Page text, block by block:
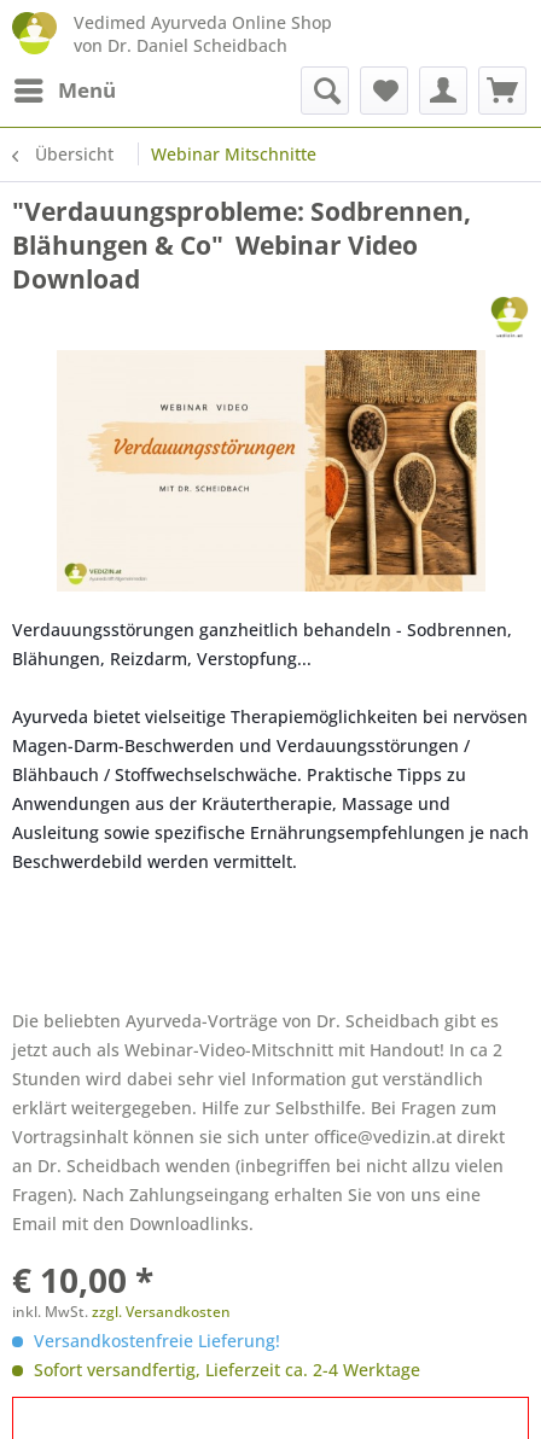
Vedimed Ayurveda Online Shop
von Dr. Daniel Scheidbach
Menü
Übersicht Webinar Mitschnitte
"Verdauungsprobleme: Sodbrennen,
Blähungen & Co"  Webinar Video
Download
Verdauungsstörungen ganzheitlich behandeln - Sodbrennen,
Blähungen, Reizdarm, Verstopfung...
Ayurveda bietet vielseitige Therapiemöglichkeiten bei nervösen
Magen-Darm-Beschwerden und Verdauungsstörungen /
Blähbauch / Stoffwechselschwäche. Praktische Tipps zu
Anwendungen aus der Kräutertherapie, Massage und
Ausleitung sowie spezifische Ernährungsempfehlungen je nach
Beschwerdebild werden vermittelt.
Die beliebten Ayurveda-Vorträge von Dr. Scheidbach gibt es
jetzt auch als Webinar-Video-Mitschnitt mit Handout! In ca 2
Stunden wird dabei sehr viel Information gut verständlich
erklärt weitergegeben. Hilfe zur Selbsthilfe. Bei Fragen zum
Vortragsinhalt können sie sich unter office@vedizin.at direkt
an Dr. Scheidbach wenden (inbegriffen bei nicht allzu vielen
Fragen). Nach Zahlungseingang erhalten Sie von uns eine
Email mit den Downloadlinks.
€ 10,00 *
inkl. MwSt.zzgl. Versandkosten
Versandkostenfreie Lieferung!
Sofort versandfertig, Lieferzeit ca. 2-4 Werktage